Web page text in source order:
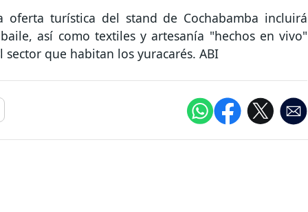
turística del stand de Cochabamba incluirá
así como textiles y artesanía "hechos en vivo"
que habitan los yuracarés. ABI